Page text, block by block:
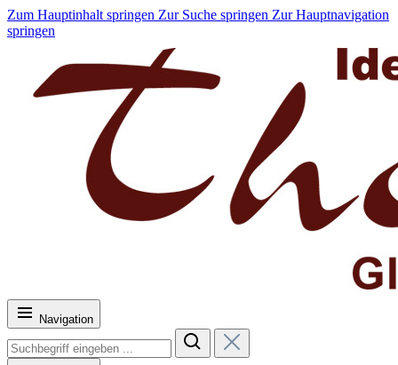
Zum Hauptinhalt springen Zur Suche springen Zur Hauptnavigation
springen
Navigation